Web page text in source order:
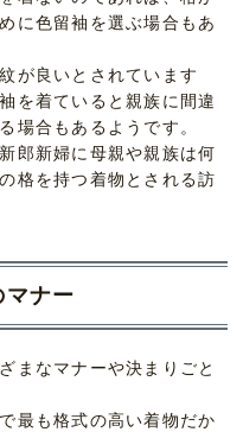
に色留袖を選ぶ場合もあ
が良いとされています
を着ていると親族に間違
場合もあるようです。
郎新婦に母親や親族は何
格を持つ着物とされる訪
マナー
まなマナーや決まりごと
最も格式の高い着物だか